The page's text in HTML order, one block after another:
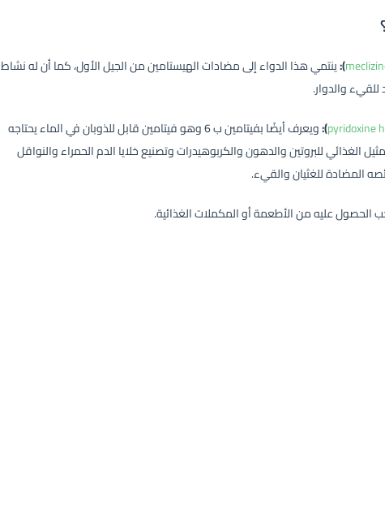
):ينتمي هذا الدواء إلى مضادات الهيستامين من الجيل الأول، كما أن له نشاط
والدوار.
pyridoxine
):
ويعرف أيضًا بفيتامين ب 6 وهو فيتامين قابل للذوبان في الماء يحتاجه
الغذائي للبروتين والدهون والكربوهيدرات وتصنيع خلايا الدم الحمراء والنواقل
المضادة للغثيان والقيء.
الحصول عليه من الأطعمة أو المكملات الغذائية.